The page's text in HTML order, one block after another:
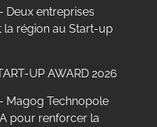
Deux entreprises
la région au Start-up
UP AWARD 2026
Magog Technopole
pour renforcer la